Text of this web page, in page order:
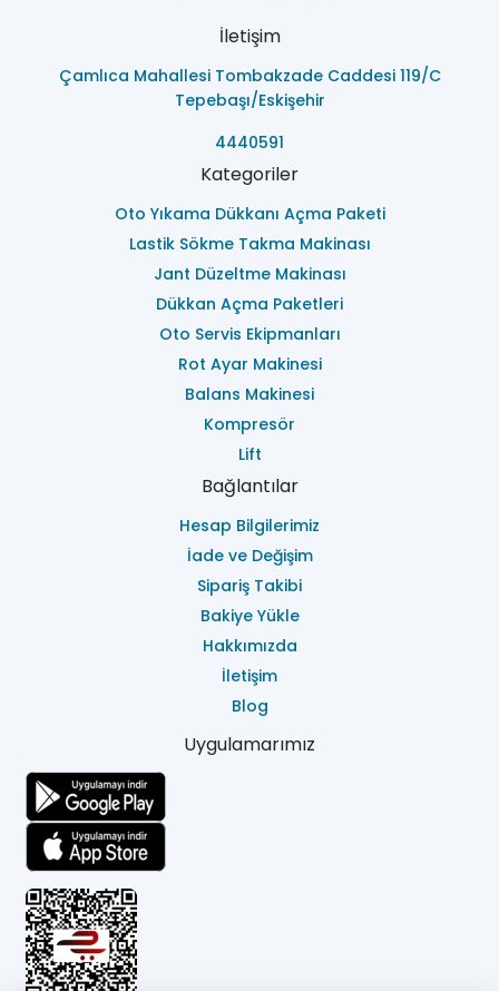
İletişim
Çamlıca Mahallesi Tombakzade Caddesi 119/C
Tepebaşı/Eskişehir
4440591
Kategoriler
Oto Yıkama Dükkanı Açma Paketi
Lastik Sökme Takma Makinası
Jant Düzeltme Makinası
Dükkan Açma Paketleri
Oto Servis Ekipmanları
Rot Ayar Makinesi
Balans Makinesi
Kompresör
Lift
Bağlantılar
Hesap Bilgilerimiz
İade ve Değişim
Sipariş Takibi
Bakiye Yükle
Hakkımızda
İletişim
Blog
Uygulamarımız